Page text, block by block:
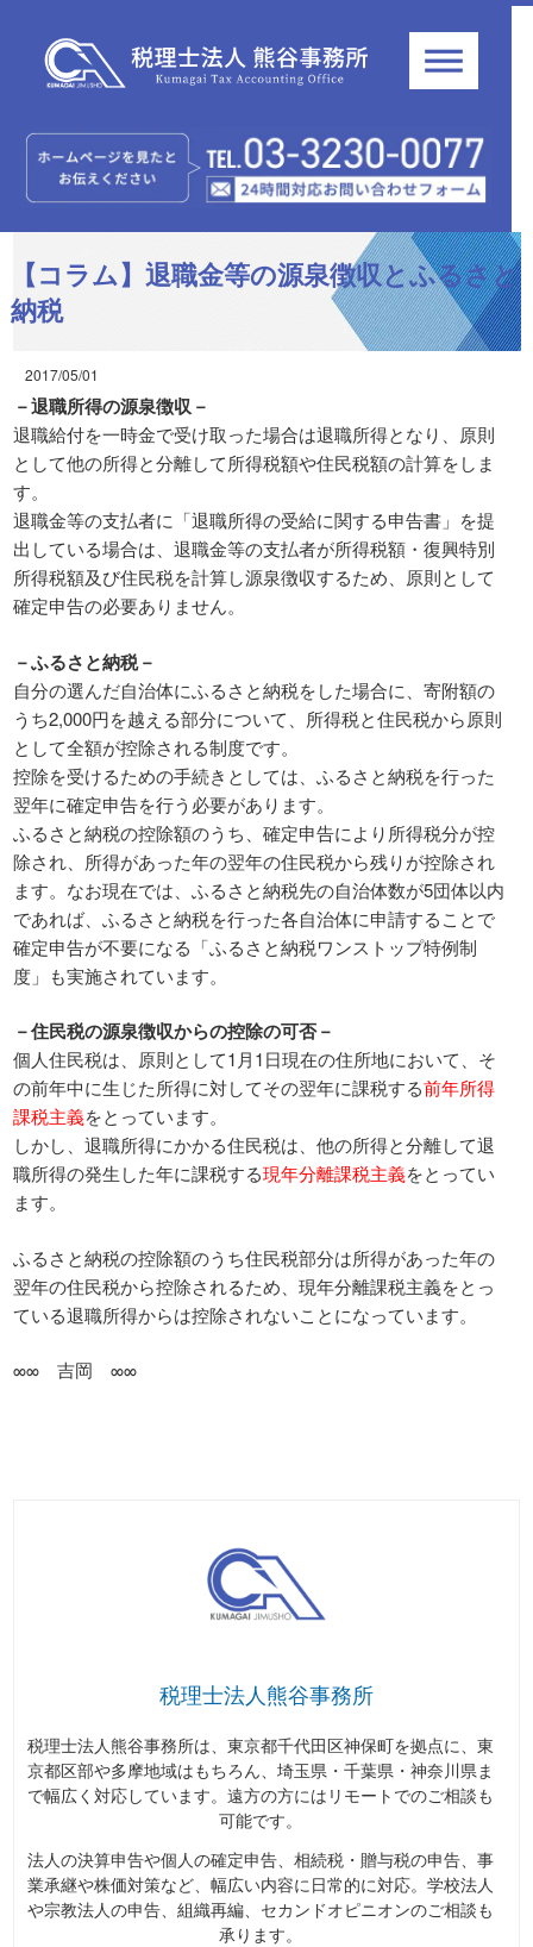
【コラム】退職金等の源泉徴収とふるさと
納税
2017/05/01
－退職所得の源泉徴収－
退職給付を一時金で受け取った場合は退職所得となり、原則
として他の所得と分離して所得税額や住民税額の計算をしま
す。
退職金等の支払者に「退職所得の受給に関する申告書」を提
出している場合は、退職金等の支払者が所得税額・復興特別
所得税額及び住民税を計算し源泉徴収するため、原則として
確定申告の必要ありません。
－ふるさと納税－
自分の選んだ自治体にふるさと納税をした場合に、寄附額の
うち2,000円を越える部分について、所得税と住民税から原則
として全額が控除される制度です。
控除を受けるための手続きとしては、ふるさと納税を行った
翌年に確定申告を行う必要があります。
ふるさと納税の控除額のうち、確定申告により所得税分が控
除され、所得があった年の翌年の住民税から残りが控除され
ます。なお現在では、ふるさと納税先の自治体数が5団体以内
であれば、ふるさと納税を行った各自治体に申請することで
確定申告が不要になる「ふるさと納税ワンストップ特例制
度」も実施されています。
－住民税の源泉徴収からの控除の可否－
個人住民税は、原則として1月1日現在の住所地において、そ
の前年中に生じた所得に対してその翌年に課税する前年所得
課税主義をとっています。
しかし、退職所得にかかる住民税は、他の所得と分離して退
職所得の発生した年に課税する現年分離課税主義をとってい
ます。
ふるさと納税の控除額のうち住民税部分は所得があった年の
翌年の住民税から控除されるため、現年分離課税主義をとっ
ている退職所得からは控除されないことになっています。
∞∞ 吉岡 ∞∞
税理士法人熊谷事務所
税理士法人熊谷事務所は、東京都千代田区神保町を拠点に、東
京都区部や多摩地域はもちろん、埼玉県・千葉県・神奈川県ま
で幅広く対応しています。遠方の方にはリモートでのご相談も
可能です。
法人の決算申告や個人の確定申告、相続税・贈与税の申告、事
業承継や株価対策など、幅広い内容に日常的に対応。学校法人
や宗教法人の申告、組織再編、セカンドオピニオンのご相談も
承ります。